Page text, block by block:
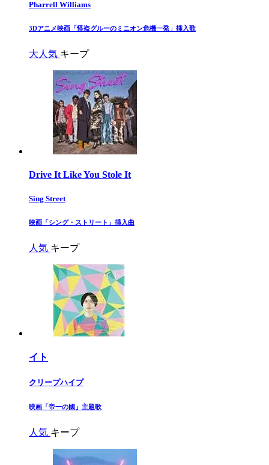
Pharrell Williams
​3Dアニメ映画「怪盗グルーのミニオン危機一発」挿入歌​
大人気 キープ
Drive It Like You Stole It
Sing Street
​映画「シング・ストリート」挿入曲​
人気 キープ
イト
クリープハイプ
​映画「帝一の國」主題歌​
人気 キープ